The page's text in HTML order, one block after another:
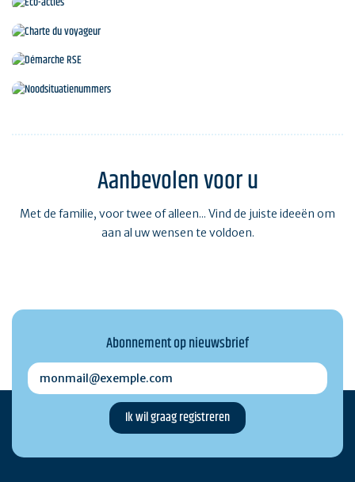
Aanbevolen voor u
Met de familie, voor twee of alleen... Vind de juiste ideeën om
aan al uw wensen te voldoen.
Abonnement op nieuwsbrief
monmail@exemple.com